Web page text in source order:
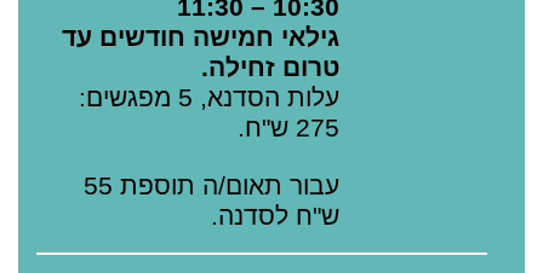
10:30 – 11:30
גילאי חמישה חודשים עד
טרום זחילה.
עלות הסדנא, 5 מפגשים:
275 ש"ח.
עבור תאום/ה תוספת 55
ש"ח לסדנה.